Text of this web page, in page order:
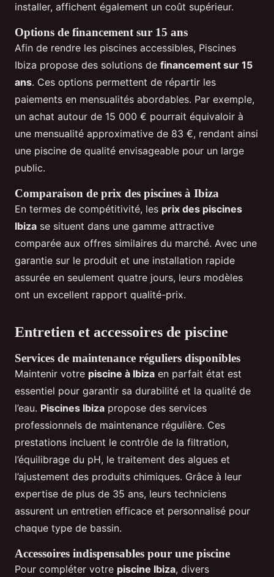
installer, affichent également un coût supérieur.
Options de financement sur 15 ans
Afin de rendre les piscines accessibles, Piscines
Ibiza propose des solutions de financement sur 15
ans. Ces options permettent de répartir les
paiements en mensualités abordables. Par exemple,
un achat autour de 15 000 € pourrait équivaloir à
une mensualité approximative de 83 €, rendant ainsi
une piscine de qualité envisageable pour un large
public.
Comparaison de prix des piscines à Ibiza
En termes de compétitivité, les prix des piscines
Ibiza se situent dans une gamme attractive
comparée aux offres similaires du marché. Avec une
garantie sur le produit et une installation rapide
assurée en seulement quatre jours, leurs modèles
ont un excellent rapport qualité-prix.
Entretien et accessoires de piscine
Services de maintenance réguliers disponibles
Maintenir votre piscine à Ibiza en parfait état est
essentiel pour garantir sa durabilité et la qualité de
l’eau. Piscines Ibiza propose des services
professionnels de maintenance régulière. Ces
prestations incluent le contrôle de la filtration,
l’équilibrage du pH, le traitement des algues et
l’ajustement des produits chimiques. Grâce à leur
expertise de plus de 35 ans, leurs techniciens
assurent un entretien efficace et personnalisé pour
chaque type de bassin.
Accessoires indispensables pour une piscine
Pour compléter votre piscine Ibiza, divers